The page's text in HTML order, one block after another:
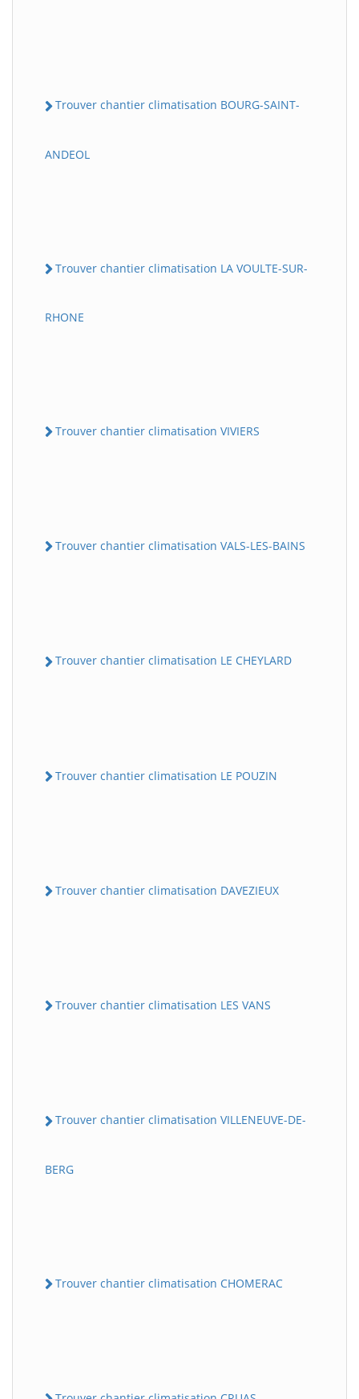
Trouver chantier climatisation BOURG-SAINT-
ANDEOL
Trouver chantier climatisation LA VOULTE-SUR-
RHONE
Trouver chantier climatisation VIVIERS
Trouver chantier climatisation VALS-LES-BAINS
Trouver chantier climatisation LE CHEYLARD
Trouver chantier climatisation LE POUZIN
Trouver chantier climatisation DAVEZIEUX
Trouver chantier climatisation LES VANS
Trouver chantier climatisation VILLENEUVE-DE-
BERG
Trouver chantier climatisation CHOMERAC